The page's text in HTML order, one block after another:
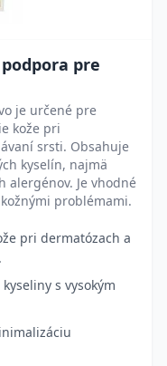
pre
je určené pre
kože pri
srsti. Obsahuje
kyselín, najmä
alergénov. Je vhodné
problémami.
pri dermatózach a
s vysokým